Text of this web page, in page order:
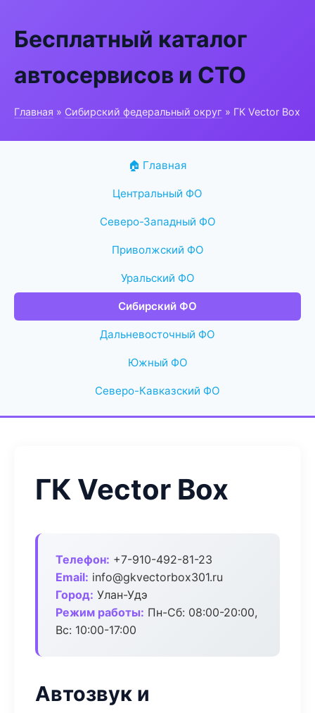
Бесплатный каталог
автосервисов и СТО
Главная » Сибирский федеральный округ » ГК Vector Box
🏠 Главная
Центральный ФО
Северо-Западный ФО
Приволжский ФО
Уральский ФО
Сибирский ФО
Дальневосточный ФО
Южный ФО
Северо-Кавказский ФО
ГК Vector Box
Телефон: +7-910-492-81-23
Email: info@gkvectorbox301.ru
Город: Улан-Удэ
Режим работы: Пн-Сб: 08:00-20:00,
Вс: 10:00-17:00
Автозвук и